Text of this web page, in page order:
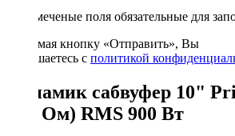
* - отмеченые поля обязательные для
Нажимая кнопку «Отправить», Вы
соглашаетесь с политикой
Динамик сабвуфер 10"
(1.8 Ом) RMS 900 Вт